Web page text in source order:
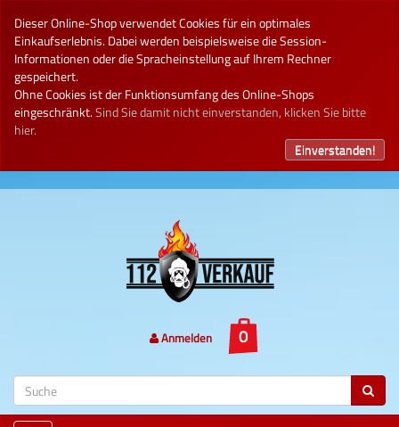
Dieser Online-Shop verwendet Cookies für ein optimales
Einkaufserlebnis. Dabei werden beispielsweise die Session-
Informationen oder die Spracheinstellung auf Ihrem Rechner
gespeichert.
Ohne Cookies ist der Funktionsumfang des Online-Shops
eingeschränkt.Sind Sie damit nicht einverstanden, klicken Sie bitte
hier.
Einverstanden!
Anmelden